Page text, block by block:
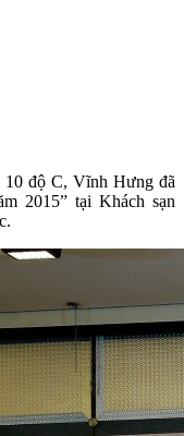
10 độ C, Vĩnh Hưng đã
2015” tại Khách sạn